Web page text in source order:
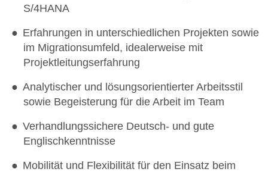
S/4HANA
Erfahrungen in unterschiedlichen Projekten sowie
im Migrationsumfeld, idealerweise mit
Projektleitungserfahrung
Analytischer und lösungsorientierter Arbeitsstil
sowie Begeisterung für die Arbeit im Team
Verhandlungssichere Deutsch- und gute
Englischkenntnisse
Mobilität und Flexibilität für den Einsatz beim